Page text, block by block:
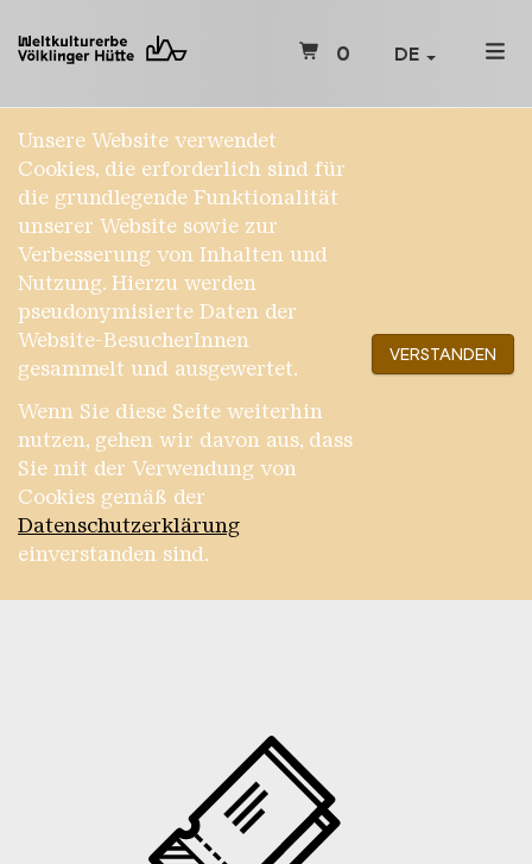
0 DE
Unsere Website verwendet
Cookies, die erforderlich sind für
die grundlegende Funktionalität
unserer Website sowie zur
Verbesserung von Inhalten und
Nutzung. Hierzu werden
pseudonymisierte Daten der
Website-BesucherInnen
gesammelt und ausgewertet.
Wenn Sie diese Seite weiterhin
nutzen, gehen wir davon aus, dass
Sie mit der Verwendung von
Cookies gemäß der
Datenschutzerklärung
einverstanden sind.
VERSTANDEN